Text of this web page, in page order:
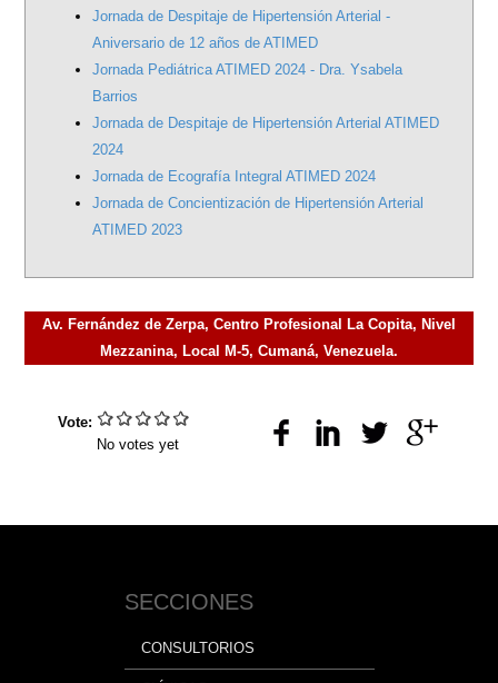
Jornada de Despitaje de Hipertensión Arterial -
Aniversario de 12 años de ATIMED
Jornada Pediátrica ATIMED 2024 - Dra. Ysabela
Barrios
Jornada de Despitaje de Hipertensión Arterial ATIMED
2024
Jornada de Ecografía Integral ATIMED 2024
Jornada de Concientización de Hipertensión Arterial
ATIMED 2023
Av. Fernández de Zerpa, Centro Profesional La Copita, Nivel
Mezzanina, Local M-5, Cumaná, Venezuela.
Vote:
No votes yet
SECCIONES
CONSULTORIOS